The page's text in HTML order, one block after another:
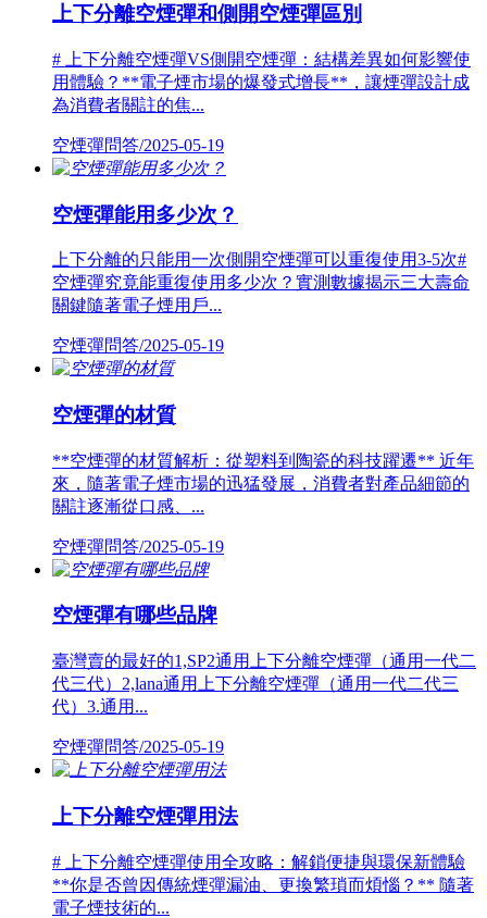
上下分離空煙彈和側開空煙彈區別
# 上下分離空煙彈VS側開空煙彈：結構差異如何影響使
用體驗？**電子煙市場的爆發式增長**，讓煙彈設計成
為消費者關註的焦...
空煙彈問答/2025-05-19
空煙彈能用多少次？
上下分離的只能用一次側開空煙彈可以重復使用3-5次#
空煙彈究竟能重復使用多少次？實測數據揭示三大壽命
關鍵隨著電子煙用戶...
空煙彈問答/2025-05-19
空煙彈的材質
**空煙彈的材質解析：從塑料到陶瓷的科技躍遷** 近年
來，隨著電子煙市場的迅猛發展，消費者對產品細節的
關註逐漸從口感、...
空煙彈問答/2025-05-19
空煙彈有哪些品牌
臺灣賣的最好的1,SP2通用上下分離空煙彈（通用一代二
代三代）2,lana通用上下分離空煙彈（通用一代二代三
代）3.通用...
空煙彈問答/2025-05-19
上下分離空煙彈用法
# 上下分離空煙彈使用全攻略：解鎖便捷與環保新體驗
**你是否曾因傳統煙彈漏油、更換繁瑣而煩惱？** 隨著
電子煙技術的...